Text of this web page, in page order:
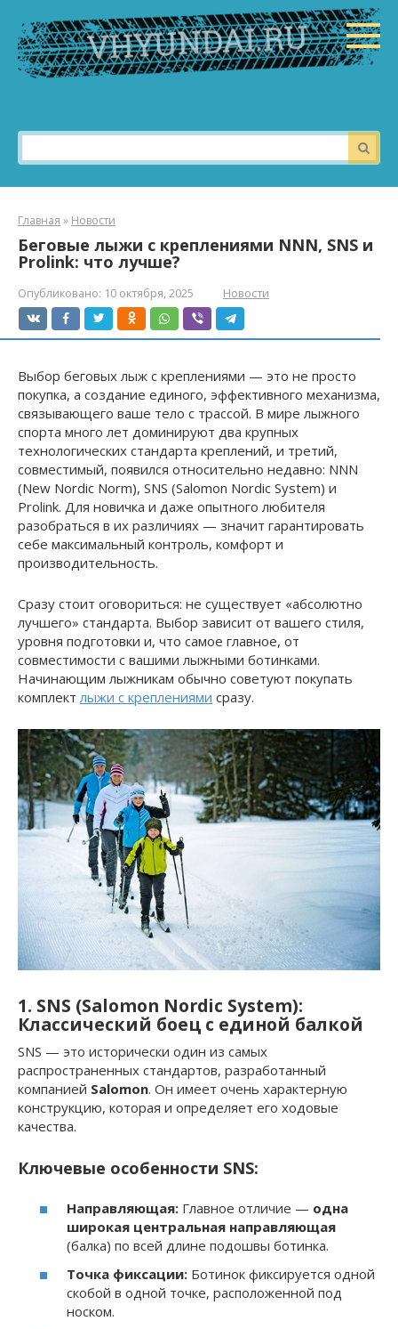
контенту
Поиск:
Главная » Новости
Беговые лыжи с креплениями NNN, SNS и
Prolink: что лучше?
Опубликовано: 10 октября, 2025 Новости
Выбор беговых лыж с креплениями — это не просто
покупка, а создание единого, эффективного механизма,
связывающего ваше тело с трассой. В мире лыжного
спорта много лет доминируют два крупных
технологических стандарта креплений, и третий,
совместимый, появился относительно недавно: NNN
(New Nordic Norm), SNS (Salomon Nordic System) и
Prolink. Для новичка и даже опытного любителя
разобраться в их различиях — значит гарантировать
себе максимальный контроль, комфорт и
производительность.
Сразу стоит оговориться: не существует «абсолютно
лучшего» стандарта. Выбор зависит от вашего стиля,
уровня подготовки и, что самое главное, от
совместимости с вашими лыжными ботинками.
Начинающим лыжникам обычно советуют покупать
комплект лыжи с креплениями сразу.
1. SNS (Salomon Nordic System):
Классический боец с единой балкой
SNS — это исторически один из самых
распространенных стандартов, разработанный
компанией Salomon. Он имеет очень характерную
конструкцию, которая и определяет его ходовые
качества.
Ключевые особенности SNS:
Направляющая: Главное отличие — одна
широкая центральная направляющая
(балка) по всей длине подошвы ботинка.
Точка фиксации: Ботинок фиксируется одной
скобой в одной точке, расположенной под
носком.